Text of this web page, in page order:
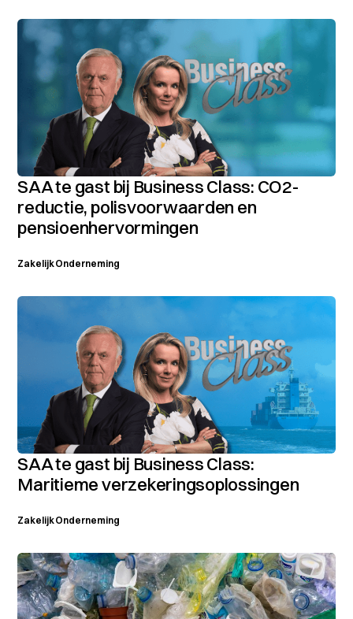
SAA te gast bij Business Class: CO2-
reductie, polisvoorwaarden en
pensioenhervormingen
ZakelijkOnderneming
SAA te gast bij Business Class:
Maritieme verzekeringsoplossingen
ZakelijkOnderneming